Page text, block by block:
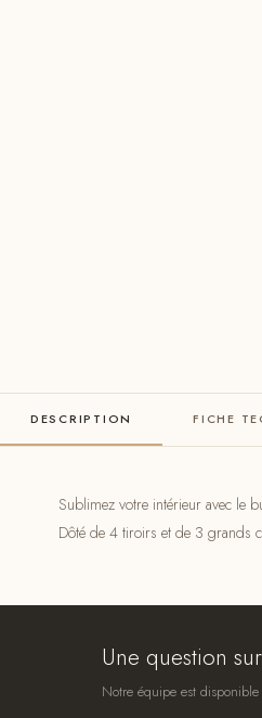
DESCRIPTION FICHE
Sublimez votre intérieur avec le
Dôté de 4 tiroirs et de 3 grands
Une question
Notre équipe est